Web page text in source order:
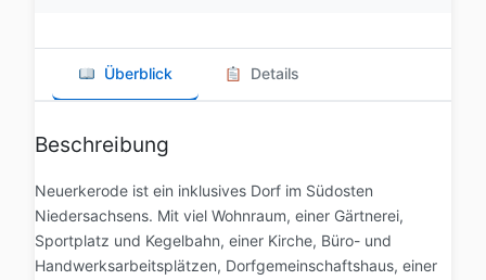
Überblick Details
Beschreibung
Neuerkerode ist ein inklusives Dorf im Südosten
Niedersachsens. Mit viel Wohnraum, einer Gärtnerei,
Sportplatz und Kegelbahn, einer Kirche, Büro- und
Handwerksarbeitsplätzen, Dorfgemeinschaftshaus, einer